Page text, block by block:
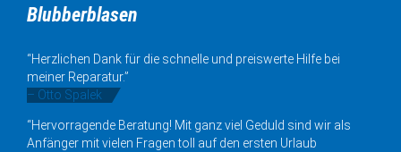
Blubberblasen
“Herzlichen Dank für die schnelle und preiswerte Hilfe bei
meiner Reparatur.”
– Otto Spalek
“Hervorragende Beratung! Mit ganz viel Geduld sind wir als
Anfänger mit vielen Fragen toll auf den ersten Urlaub